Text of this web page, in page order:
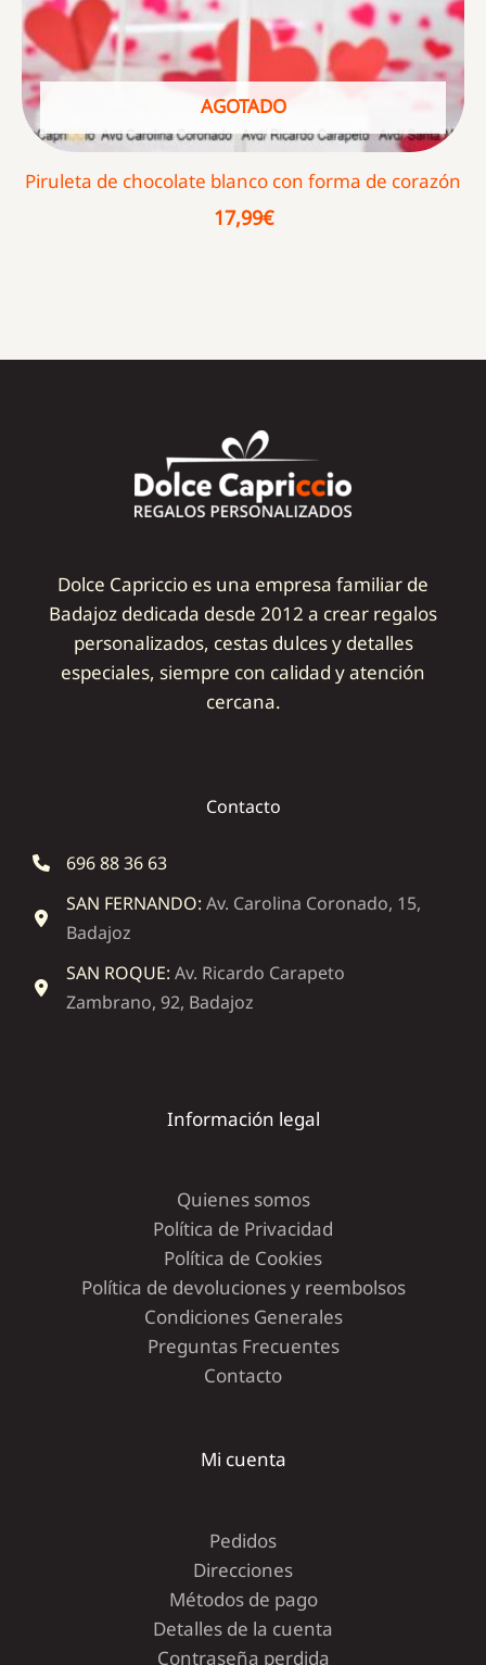
AGOTADO
Piruleta de chocolate blanco con forma de corazón
17,99€
Dolce Capriccio es una empresa familiar de
Badajoz dedicada desde 2012 a crear regalos
personalizados, cestas dulces y detalles
especiales, siempre con calidad y atención
cercana.
Contacto
696 88 36 63
SAN FERNANDO: Av. Carolina Coronado, 15,
Badajoz
SAN ROQUE: Av. Ricardo Carapeto
Zambrano, 92, Badajoz
Información legal
Quienes somos
Política de Privacidad
Política de Cookies
Política de devoluciones y reembolsos
Condiciones Generales
Preguntas Frecuentes
Contacto
Mi cuenta
Pedidos
Direcciones
Métodos de pago
Detalles de la cuenta
Contraseña perdida